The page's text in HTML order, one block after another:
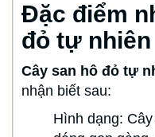
Đặc điểm
đỏ tự nhiên
Cây san hô đỏ tự
nhận biết sau:
Hình dạng: